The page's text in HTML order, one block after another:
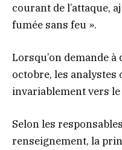
courant de l’attaque,
fumée sans feu ».
Lorsqu’on demande
octobre, les
invariablement vers le
Selon les
renseignement, la